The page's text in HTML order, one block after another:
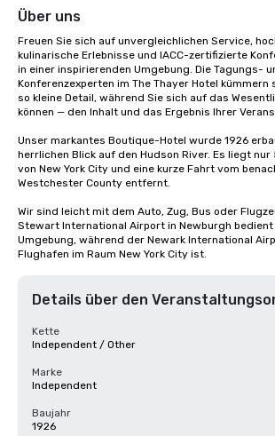
Über uns
Freuen Sie sich auf unvergleichlichen Service,
kulinarische Erlebnisse und IACC-zertifizierte
in einer inspirierenden Umgebung. Die Tagungs-
Konferenzexperten im The Thayer Hotel kümmern
so kleine Detail, während Sie sich auf das
können — den Inhalt und das Ergebnis Ihrer
Unser markantes Boutique-Hotel wurde 1926
herrlichen Blick auf den Hudson River. Es liegt nur
von New York City und eine kurze Fahrt vom
Westchester County entfernt.
Wir sind leicht mit dem Auto, Zug, Bus oder
Stewart International Airport in Newburgh
Umgebung, während der Newark International
Flughafen im Raum New York City ist.
Details über den
Kette
Independent / Other
Marke
Independent
Baujahr
1926